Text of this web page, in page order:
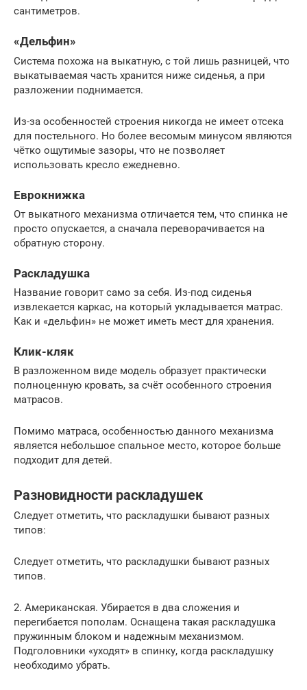
сантиметров.
«Дельфин»
Система похожа на выкатную, с той лишь разницей, что
выкатываемая часть хранится ниже сиденья, а при
разложении поднимается.
Из-за особенностей строения никогда не имеет отсека
для постельного. Но более весомым минусом являются
чётко ощутимые зазоры, что не позволяет
использовать кресло ежедневно.
Еврокнижка
От выкатного механизма отличается тем, что спинка не
просто опускается, а сначала переворачивается на
обратную сторону.
Раскладушка
Название говорит само за себя. Из-под сиденья
извлекается каркас, на который укладывается матрас.
Как и «дельфин» не может иметь мест для хранения.
Клик-кляк
В разложенном виде модель образует практически
полноценную кровать, за счёт особенного строения
матрасов.
Помимо матраса, особенностью данного механизма
является небольшое спальное место, которое больше
подходит для детей.
Разновидности раскладушек
Следует отметить, что раскладушки бывают разных
типов:
Следует отметить, что раскладушки бывают разных
типов.
2. Американская. Убирается в два сложения и
перегибается пополам. Оснащена такая раскладушка
пружинным блоком и надежным механизмом.
Подголовники «уходят» в спинку, когда раскладушку
необходимо убрать.